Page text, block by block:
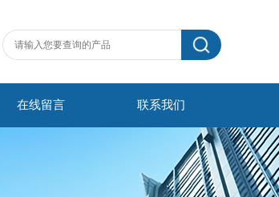
在线留言 联系我们